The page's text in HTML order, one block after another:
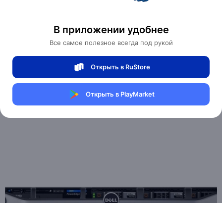
В приложении удобнее
Все самое полезное всегда под рукой
Открыть в RuStore
Открыть в PlayMarket
Сервер poweredge R630
0 отзывов 0
Магазин Help Dell/HP
Артикул: MXM4763706253